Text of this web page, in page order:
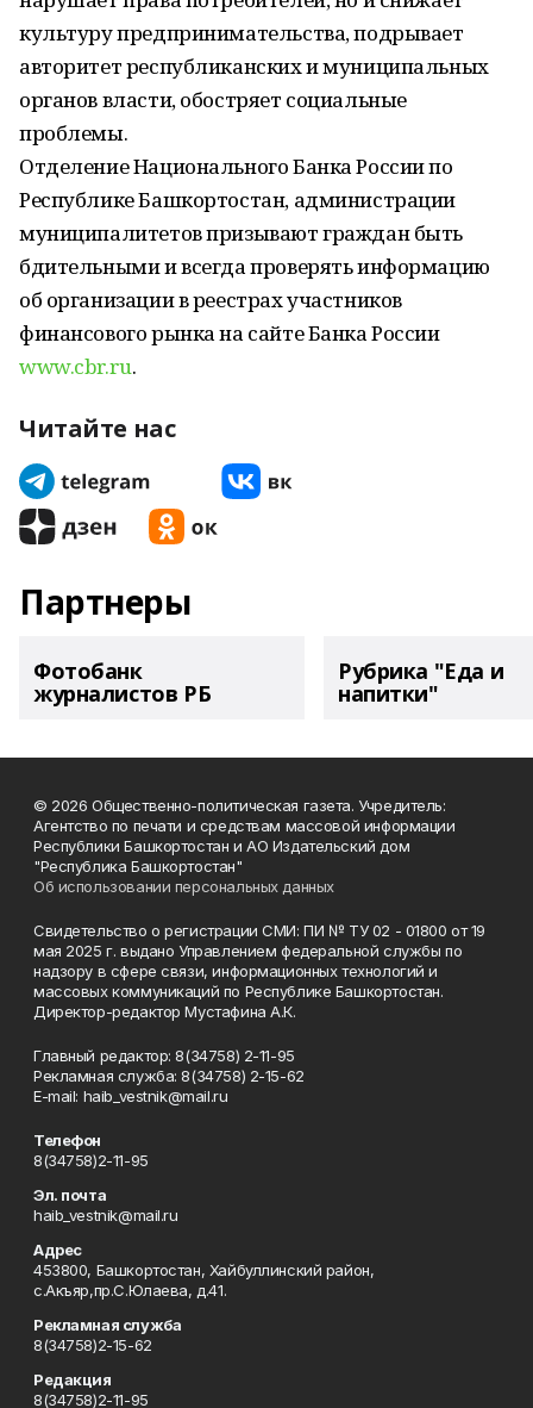
культуру предпринимательства, подрывает
авторитет республиканских и муниципальных
органов власти, обостряет социальные
проблемы.
Отделение Национального Банка России по
Республике Башкортостан, администрации
муниципалитетов призывают граждан быть
бдительными и всегда проверять информацию
об организации в реестрах участников
финансового рынка на сайте Банка России
www.cbr.ru.
Читайте нас
Партнеры
Фотобанк
журналистов РБ
Рубрика "Еда и
напитки"
© 2026 Общественно-политическая газета. Учредитель:
Агентство по печати и средствам массовой информации
Республики Башкортостан и АО Издательский дом
"Республика Башкортостан"
Об использовании персональных данных
Свидетельство о регистрации СМИ: ПИ № ТУ 02 - 01800 от 19
мая 2025 г. выдано Управлением федеральной службы по
надзору в сфере связи, информационных технологий и
массовых коммуникаций по Республике Башкортостан.
Директор-редактор Мустафина А.К.
Главный редактор: 8(34758) 2-11-95
Рекламная служба: 8(34758) 2-15-62
Е-mаil: haib_vestnik@mail.ru
Телефон
8(34758)2-11-95
Эл. почта
haib_vestnik@mail.ru
Адрес
453800, Башкортостан, Хайбуллинский район,
с.Акъяр,пр.С.Юлаева, д.41.
Рекламная служба
8(34758)2-15-62
Редакция
8(34758)2-11-95